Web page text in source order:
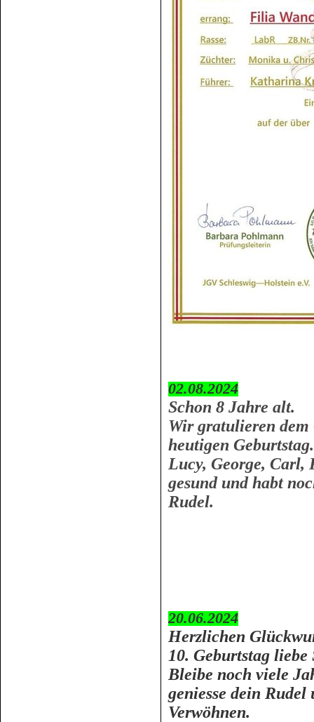
02.08.2024
Schon 8 Jahre alt.
Wir gratulieren
heutigen Geburtstag.
Lucy, George, Carl,
gesund und habt
Rudel.
20.06.2024
Herzlichen
10. Geburtstag liebe
Bleibe noch viele
geniesse dein
Verwöhnen.